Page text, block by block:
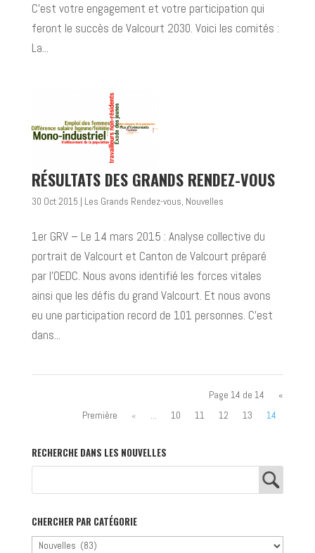
C’est votre engagement et votre participation qui
feront le succès de Valcourt 2030. Voici les comités :
La...
RÉSULTATS DES GRANDS RENDEZ-VOUS
30 Oct 2015 | Les Grands Rendez-vous, Nouvelles
1er GRV – Le 14 mars 2015 : Analyse collective du
portrait de Valcourt et Canton de Valcourt préparé
par l’OEDC. Nous avons identifié les forces vitales
ainsi que les défis du grand Valcourt. Et nous avons
eu une participation record de 101 personnes. C’est
dans...
Page 14 de 14
«
Première
« ... 10 11 12 13 14
RECHERCHE DANS LES NOUVELLES
CHERCHER PAR CATÉGORIE
Chercher